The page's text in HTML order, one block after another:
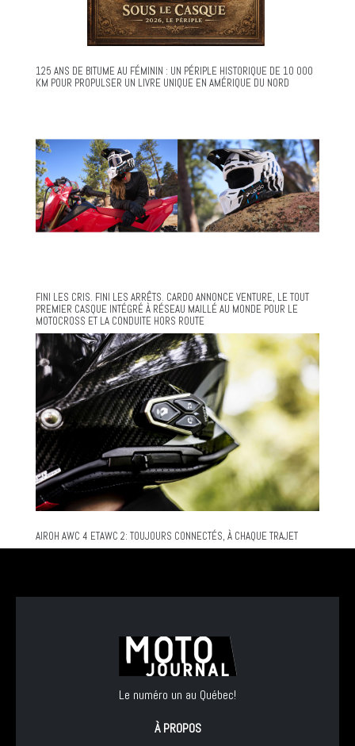
125 ANS DE BITUME AU FÉMININ : UN PÉRIPLE HISTORIQUE DE 10 000
KM POUR PROPULSER UN LIVRE UNIQUE EN AMÉRIQUE DU NORD
FINI LES CRIS. FINI LES ARRÊTS. CARDO ANNONCE VENTURE, LE TOUT
PREMIER CASQUE INTÉGRÉ À RÉSEAU MAILLÉ AU MONDE POUR LE
MOTOCROSS ET LA CONDUITE HORS ROUTE
AIROH AWC 4 ETAWC 2: TOUJOURS CONNECTÉS, À CHAQUE TRAJET
Le numéro un au Québec!
À PROPOS